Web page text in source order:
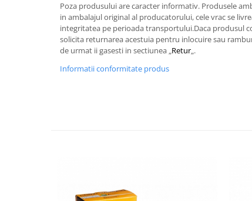
Poza produsului are caracter informativ. Produsele
in ambalajul original al producatorului, cele vrac se
integritatea pe perioada transportului.Daca produsul
solicita returnarea acestuia pentru inlocuire sau
de urmat ii gasesti in sectiunea „Retur„.
Informatii conformitate produs